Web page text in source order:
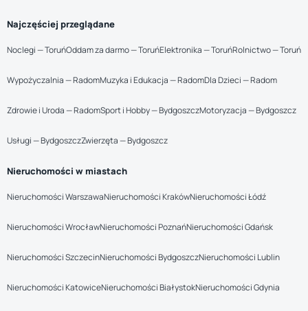
Najczęściej przeglądane
Noclegi — ToruńOddam za darmo — ToruńElektronika — ToruńRolnictwo — Toruń
Wypożyczalnia — RadomMuzyka i Edukacja — RadomDla Dzieci — Radom
Zdrowie i Uroda — RadomSport i Hobby — BydgoszczMotoryzacja — Bydgoszcz
Usługi — BydgoszczZwierzęta — Bydgoszcz
Nieruchomości w miastach
Nieruchomości WarszawaNieruchomości KrakówNieruchomości Łódź
Nieruchomości WrocławNieruchomości PoznańNieruchomości Gdańsk
Nieruchomości SzczecinNieruchomości BydgoszczNieruchomości Lublin
Nieruchomości KatowiceNieruchomości BiałystokNieruchomości Gdynia